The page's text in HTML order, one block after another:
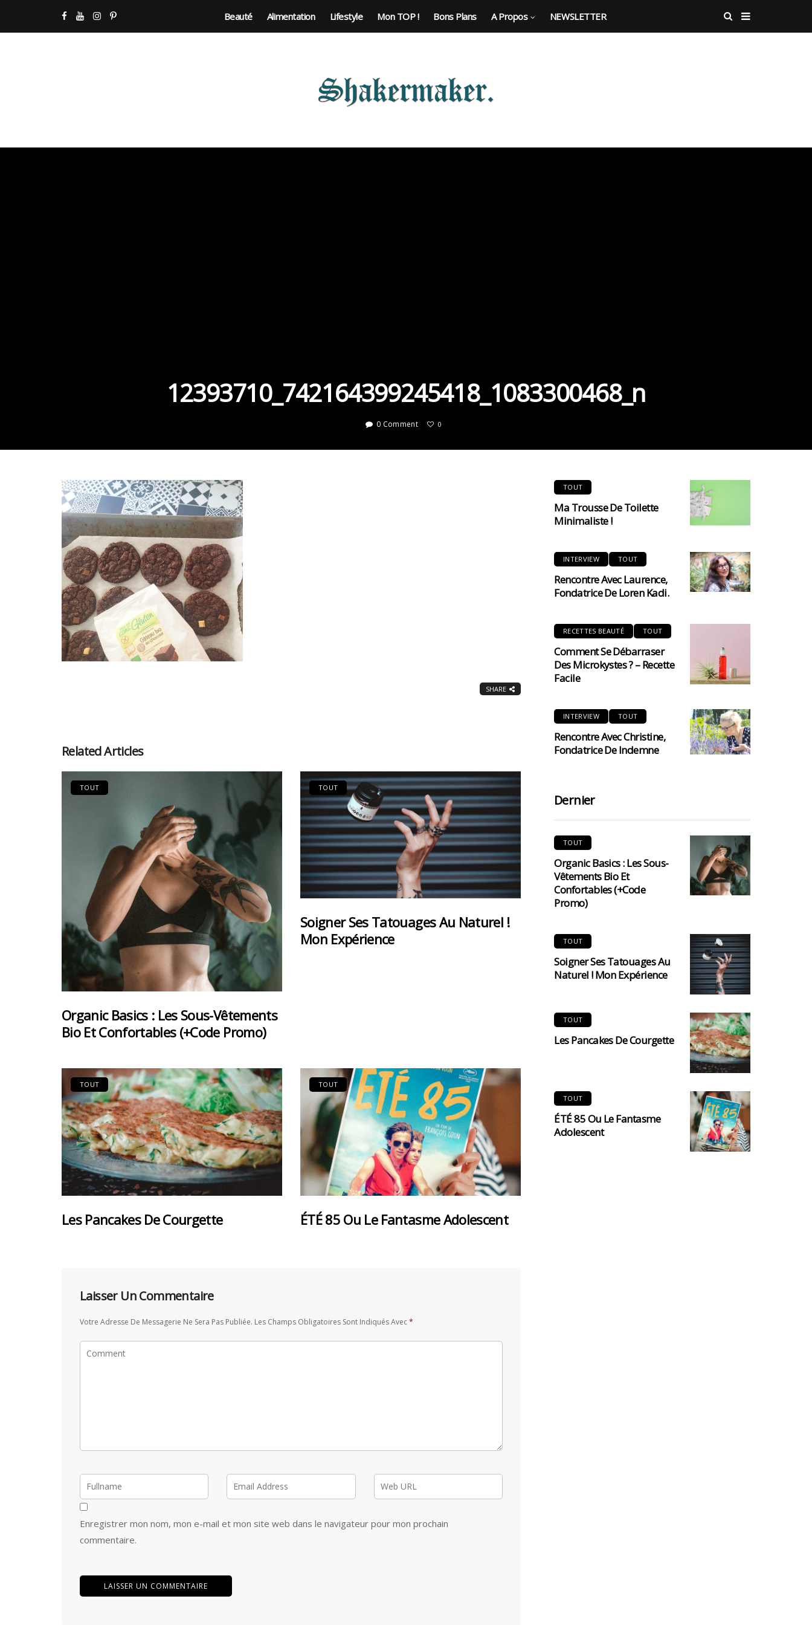
Beauté Alimentation Lifestyle Mon TOP ! Bons Plans A Propos NEWSLETTER
12393710_742164399245418_1083300468_n
0 Comment 0
SHARE
Related Articles
TOUT
Organic Basics : Les Sous-Vêtements
Bio Et Confortables (+code Promo)
TOUT
Soigner Ses Tatouages Au Naturel !
Mon Expérience
TOUT
Les Pancakes De Courgette
TOUT
ÉTÉ 85 Ou Le Fantasme Adolescent
Laisser Un Commentaire
Votre Adresse De Messagerie Ne Sera Pas Publiée. Les Champs Obligatoires Sont Indiqués Avec*
Enregistrer mon nom, mon e-mail et mon site web dans le navigateur pour mon prochain
commentaire.
TOUT
Ma Trousse De Toilette
Minimaliste !
INTERVIEW TOUT
Rencontre Avec Laurence,
Fondatrice De Loren Kadi.
RECETTES BEAUTÉ TOUT
Comment Se Débarraser
Des Microkystes ? – Recette
Facile
INTERVIEW TOUT
Rencontre Avec Christine,
Fondatrice De Indemne
Dernier
TOUT
Organic Basics : Les Sous-
Vêtements Bio Et
Confortables (+code
Promo)
TOUT
Soigner Ses Tatouages Au
Naturel ! Mon Expérience
TOUT
Les Pancakes De Courgette
TOUT
ÉTÉ 85 Ou Le Fantasme
Adolescent